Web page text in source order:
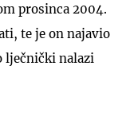
prosinca 2004.
te je on najavio
lječnički nalazi